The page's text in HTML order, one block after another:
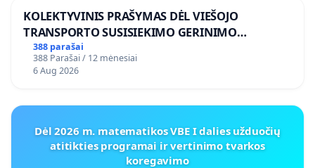
KOLEKTYVINIS PRAŠYMAS DĖL VIEŠOJO
TRANSPORTO SUSISIEKIMO GERINIMO
VOSYLIUKŲ KAIME
388 parašai
388 Parašai / 12 mėnesiai
6 Aug 2026
Dėl 2026 m. matematikos VBE I dalies užduočių
atitikties programai ir vertinimo tvarkos
koregavimo